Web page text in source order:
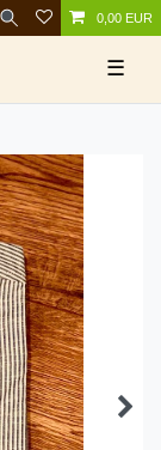
0,00 EUR
☰